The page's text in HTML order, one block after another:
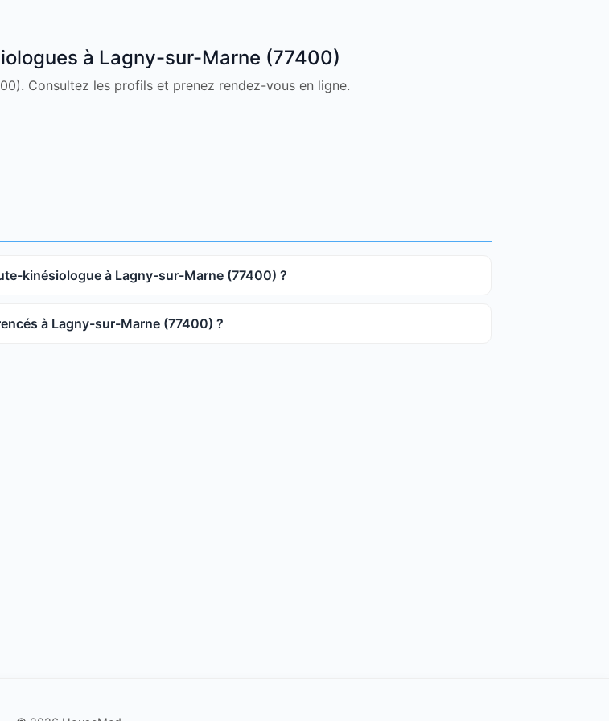
à Lagny-sur-Marne (77400)
Consultez les profils et prenez rendez-vous en ligne.
kinésiologue à Lagny-sur-Marne (77400) ?
à Lagny-sur-Marne (77400) ?